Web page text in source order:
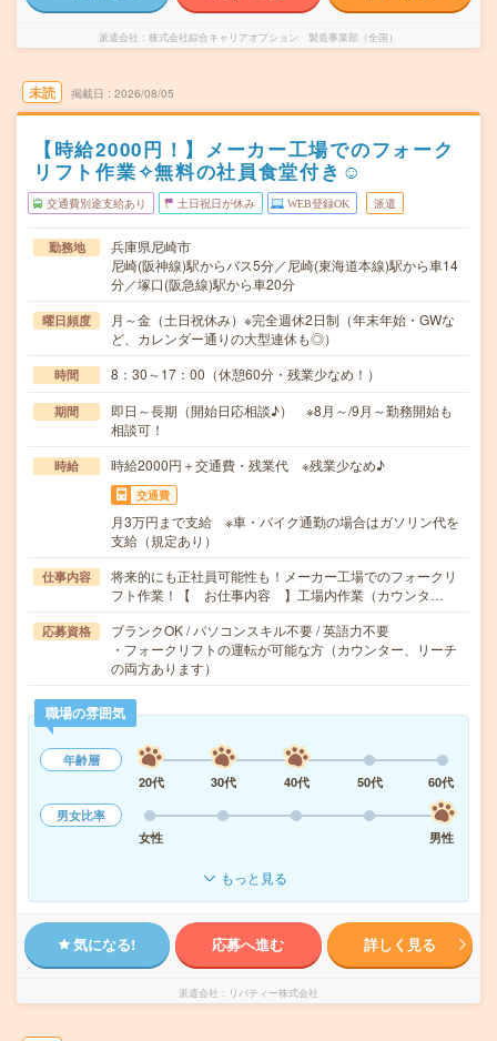
派遣会社 株式会社綜合キャリアオプション 製造事業部（全国）
未読 掲載日 2026/08/05
【時給2000円！】メーカー工場でのフォーク
リフト作業✧無料の社員食堂付き☺
交通費別途支給あり 土日祝日が休み WEB登録OK 派遣
勤務地
兵庫県尼崎市
尼崎(阪神線)駅からバス5分／尼崎(東海道本線)駅から車14
分／塚口(阪急線)駅から車20分
曜日頻度
月～金（土日祝休み）※完全週休2日制（年末年始・GWな
ど、カレンダー通りの大型連休も◎）
時間 8：30～17：00（休憩60分・残業少なめ！）
期間
即日～長期（開始日応相談♪） ※8月～/9月～勤務開始も
相談可！
時給 時給2000円＋交通費・残業代 ※残業少なめ♪
交通費
月3万円まで支給 ※車・バイク通勤の場合はガソリン代を
支給（規定あり）
仕事内容
将来的にも正社員可能性も！メーカー工場でのフォークリ
フト作業！【 お仕事内容 】工場内作業（カウンタ…
応募資格
ブランクOK / パソコンスキル不要 / 英語力不要
・フォークリフトの運転が可能な方（カウンター、リーチ
の両方あります）
職場の雰囲気
年齢層
20代
30代 40代 50代
60代
男女比率
女性
男性
もっと見る
気になる! 応募へ進む 詳しく見る
派遣会社 リバティー株式会社